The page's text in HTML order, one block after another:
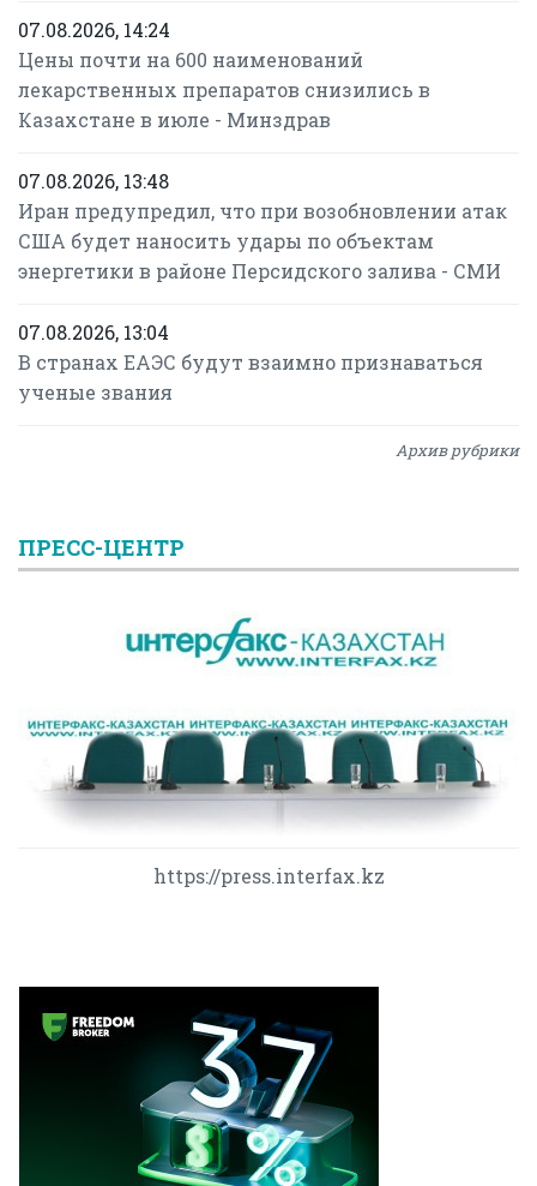
07.08.2026, 14:24
Цены почти на 600 наименований
лекарственных препаратов снизились в
Казахстане в июле - Минздрав
07.08.2026, 13:48
Иран предупредил, что при возобновлении атак
США будет наносить удары по объектам
энергетики в районе Персидского залива - СМИ
07.08.2026, 13:04
В странах ЕАЭС будут взаимно признаваться
ученые звания
Архив рубрики
ПРЕСС-ЦЕНТР
https://press.interfax.kz